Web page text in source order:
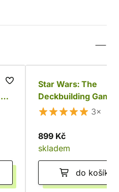
Star Wars: The
Deckbuilding Game
(česky)
3×
899 Kč
skladem
do košíku